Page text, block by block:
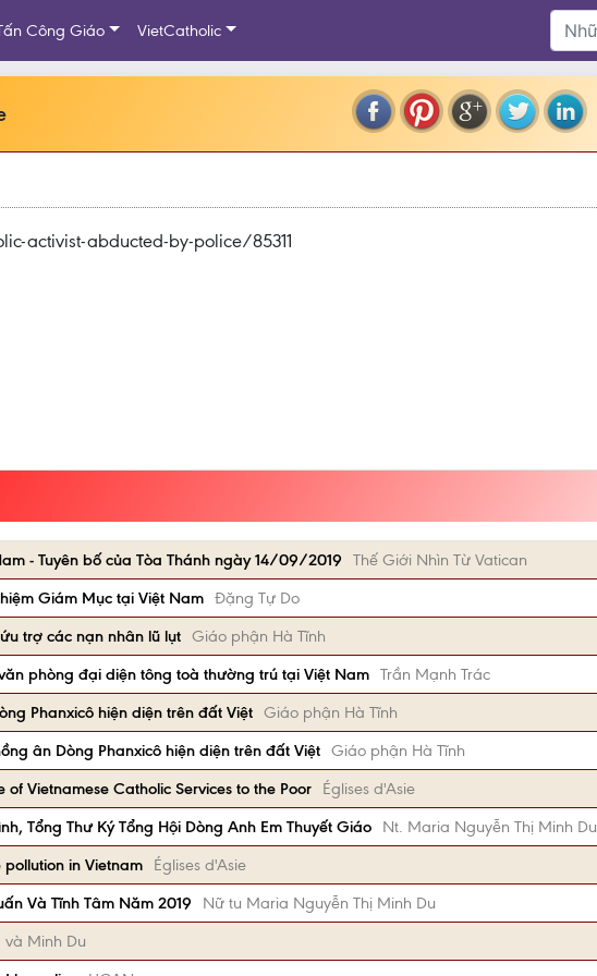
Công Giáo VietCatholic
activist-abducted-by-police/85311
- Tuyên bố của Tòa Thánh ngày 14/09/2019
Thế Giới Nhìn Từ Vatican
Giám Mục tại Việt Nam Đặng Tự Do
trợ các nạn nhân lũ lụt Giáo phận Hà Tĩnh
phòng đại diện tông toà thường trú tại Việt Nam Trần Mạnh Trác
Phanxicô hiện diện trên đất Việt Giáo phận Hà Tĩnh
ân Dòng Phanxicô hiện diện trên đất Việt Giáo phận Hà Tĩnh
Vietnamese Catholic Services to the Poor
Églises d'Asie
Tổng Thư Ký Tổng Hội Dòng Anh Em Thuyết Giáo
Nt. Maria Nguyễn Thị Minh Du
in Vietnam
Églises d'Asie
Và Tĩnh Tâm Năm 2019
Nữ tu Maria Nguyễn Thị Minh Du
và Minh Du